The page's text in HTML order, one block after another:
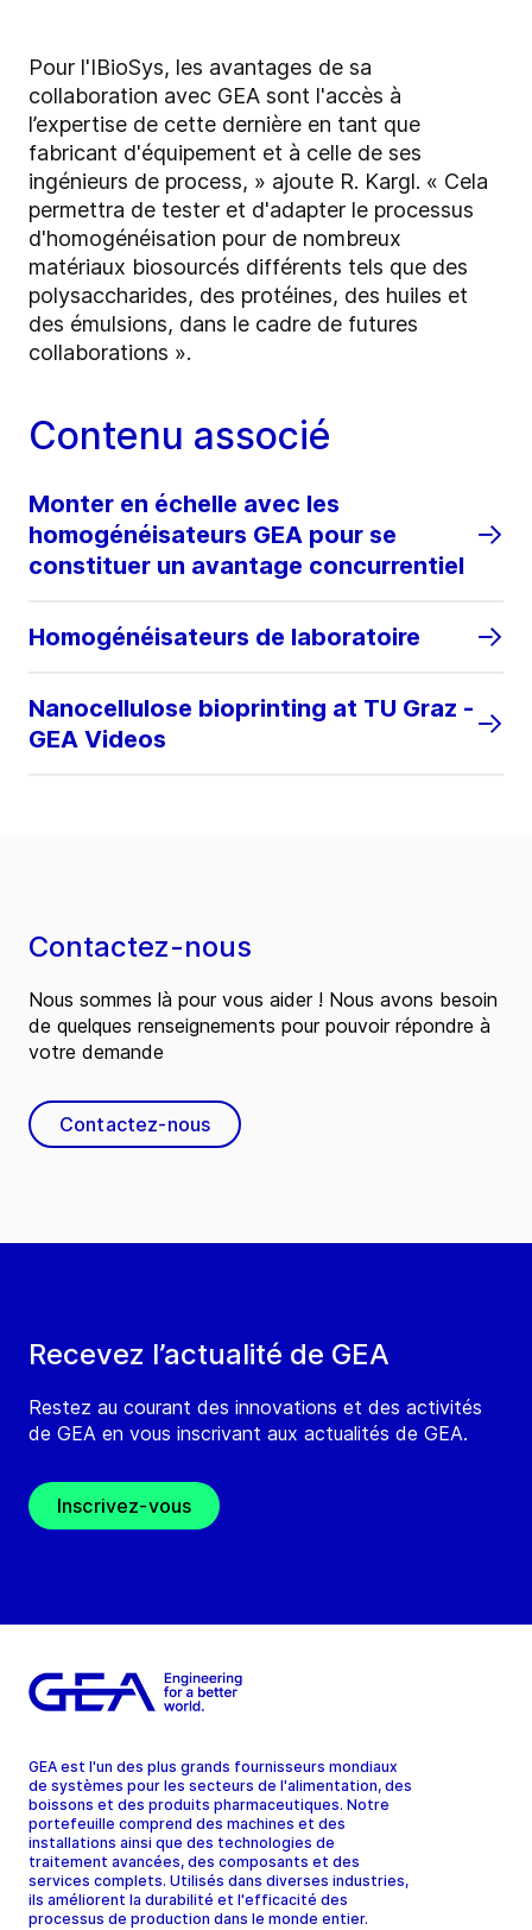
Pour l'IBioSys, les avantages de sa
collaboration avec GEA sont l'accès à
l’expertise de cette dernière en tant que
fabricant d'équipement et à celle de ses
ingénieurs de process, » ajoute R. Kargl. « Cela
permettra de tester et d'adapter le processus
d'homogénéisation pour de nombreux
matériaux biosourcés différents tels que des
polysaccharides, des protéines, des huiles et
des émulsions, dans le cadre de futures
collaborations ».
Contenu associé
Monter en échelle avec les
homogénéisateurs GEA pour se
constituer un avantage concurrentiel
Homogénéisateurs de laboratoire
Nanocellulose bioprinting at TU Graz -
GEA Videos
Recevez l’actualité de GEA
Restez au courant des innovations et des activités
de GEA en vous inscrivant aux actualités de GEA.
Inscrivez-vous
Contactez-nous
Nous sommes là pour vous aider ! Nous avons besoin
de quelques renseignements pour pouvoir répondre à
votre demande
Contactez-nous
GEA est l'un des plus grands fournisseurs mondiaux
de systèmes pour les secteurs de l'alimentation, des
boissons et des produits pharmaceutiques. Notre
portefeuille comprend des machines et des
installations ainsi que des technologies de
traitement avancées, des composants et des
services complets. Utilisés dans diverses industries,
ils améliorent la durabilité et l'efficacité des
processus de production dans le monde entier.